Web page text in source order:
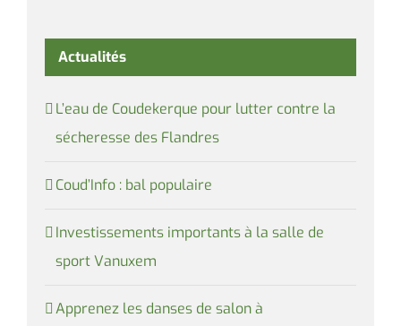
Actualités
L’eau de Coudekerque pour lutter contre la
sécheresse des Flandres
Coud’Info : bal populaire
Investissements importants à la salle de
sport Vanuxem
Apprenez les danses de salon à